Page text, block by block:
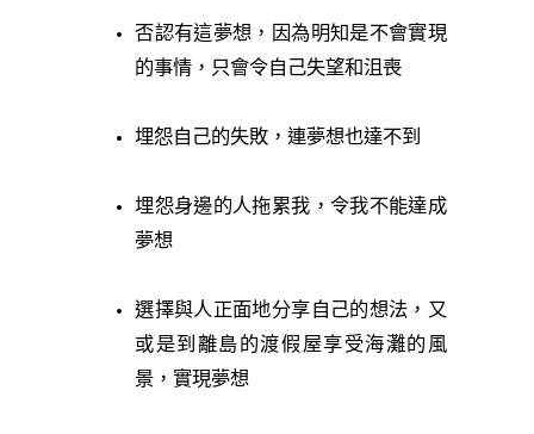
否認有這夢想，因為明知是不會實現
的事情，只會令自己失望和沮喪
埋怨自己的失敗，連夢想也達不到
埋怨身邊的人拖累我，令我不能達成
夢想
選擇與人正面地分享自己的想法，又
或是到離島的渡假屋享受海灘的風
景，實現夢想